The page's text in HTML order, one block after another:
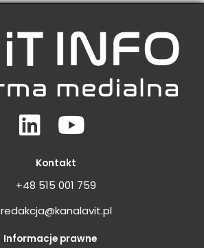
LinkedinYoutube
Kontakt
+48 515 001 759
redakcja@kanalavit.pl
Informacje prawne